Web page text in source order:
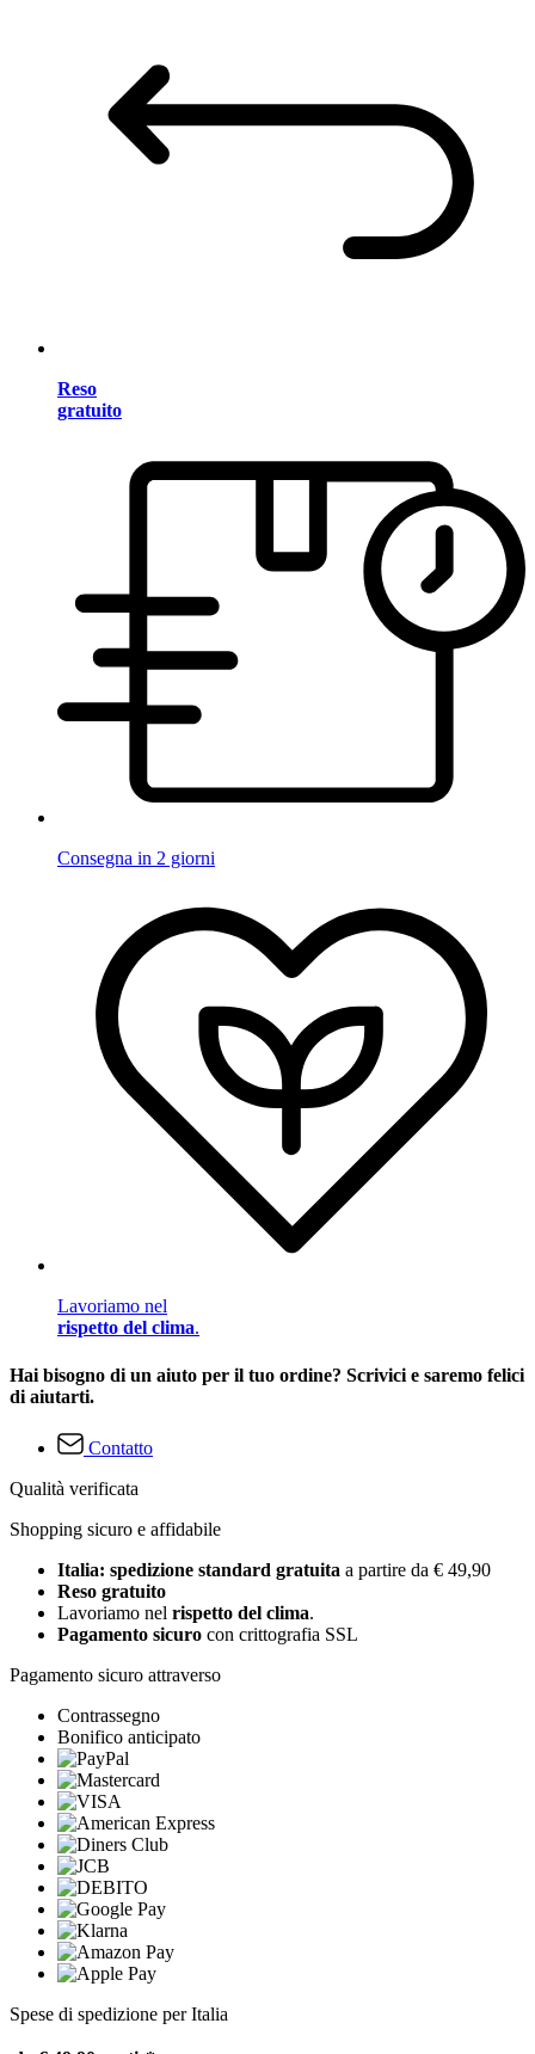
Reso
gratuito
Consegna in 2 giorni
Lavoriamo nel
rispetto del clima.
Hai bisogno di un aiuto per il tuo ordine? Scrivici e saremo felici
di aiutarti.
Contatto
Qualità verificata
Shopping sicuro e affidabile
Italia: spedizione standard gratuita a partire da € 49,90
Reso gratuito
Lavoriamo nel rispetto del clima.
Pagamento sicuro con crittografia SSL
Pagamento sicuro attraverso
Contrassegno
Bonifico anticipato
Spese di spedizione per Italia